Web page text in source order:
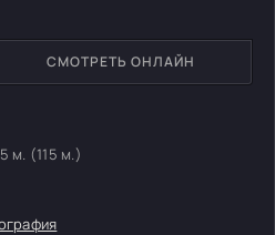
м. (115 м.)
СМОТРЕТЬ ОНЛАЙН